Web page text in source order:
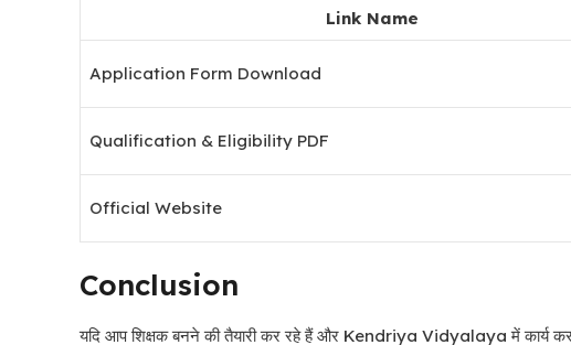
Link Name
Application Form Download
Qualification & Eligibility PDF
Official Website
Conclusion
यदि आप शिक्षक बनने की तैयारी कर रहे हैं और Kendriya Vidyalaya में